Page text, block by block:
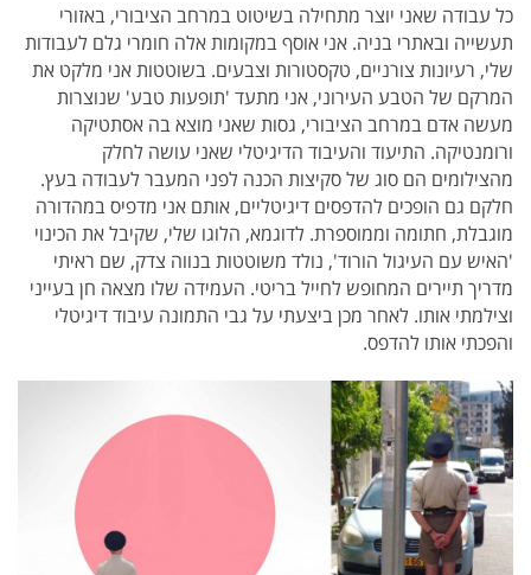
כל עבודה שאני יוצר מתחילה בשיטוט במרחב הציבורי, באזורי
תעשייה ובאתרי בניה. אני אוסף במקומות אלה חומרי גלם לעבודות
שלי, רעיונות צורניים, טקסטורות וצבעים. בשוטטות אני מלקט את
המרקם של הטבע העירוני, אני מתעד 'תופעות טבע' שנוצרות
מעשה אדם במרחב הציבורי, גסות שאני מוצא בה אסתטיקה
ורומנטיקה. התיעוד והעיבוד הדיגיטלי שאני עושה לחלק
מהצילומים הם סוג של סקיצות הכנה לפני המעבר לעבודה בעץ.
חלקם גם הופכים להדפסים דיגיטליים, אותם אני מדפיס במהדורה
מוגבלת, חתומה וממוספרת. לדוגמא, הלוגו שלי, שקיבל את הכינוי
'האיש עם העיגול הורוד', נולד משוטטות בנווה צדק, שם ראיתי
מדריך תיירים המחופש לחייל בריטי. העמידה שלו מצאה חן בעייני
וצילמתי אותו. לאחר מכן ביצעתי על גבי התמונה עיבוד דיגיטלי
והפכתי אותו להדפס.